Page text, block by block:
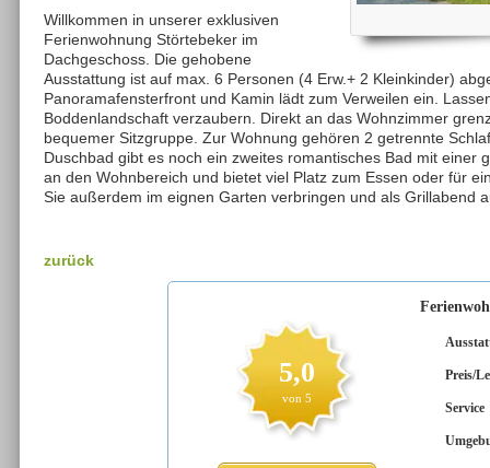
Willkommen in unserer exklusiven
Ferienwohnung Störtebeker im
Dachgeschoss. Die gehobene
Ausstattung ist auf max. 6 Personen (4 Erw.+ 2 Kleinkinder)
Panoramafensterfront und Kamin lädt zum Verweilen ein.
Boddenlandschaft verzaubern. Direkt an das Wohnzimmer
bequemer Sitzgruppe. Zur Wohnung gehören 2 getrennte
Duschbad gibt es noch ein zweites romantisches Bad mit
an den Wohnbereich und bietet viel Platz zum Essen oder für
Sie außerdem im eignen Garten verbringen und als Grillabend
zurück